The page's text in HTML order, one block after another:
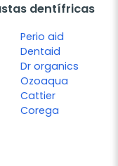
dentífricas
Perio aid
Dentaid
Dr organics
Ozoaqua
Cattier
Corega